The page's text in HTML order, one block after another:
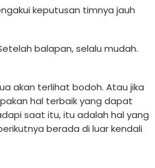
keputusan timnya jauh
balapan, selalu mudah.
akan terlihat bodoh. Atau jika
hal terbaik yang dapat
saat itu, itu adalah hal yang
berada di luar kendali